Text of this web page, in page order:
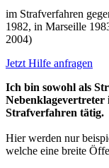
im Strafverfahren
1982, in Marseille
2004)
Jetzt Hilfe anfragen
Ich bin sowohl als
Nebenklagevertreter
Strafverfahren tätig.
Hier werden nur
welche eine breite